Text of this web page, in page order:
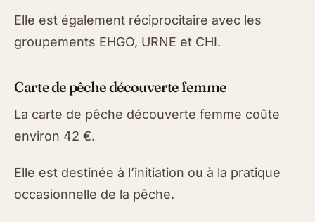
Elle est également réciprocitaire avec les
groupements EHGO, URNE et CHI.
Carte de pêche découverte femme
La carte de pêche découverte femme coûte
environ 42 €.
Elle est destinée à l’initiation ou à la pratique
occasionnelle de la pêche.